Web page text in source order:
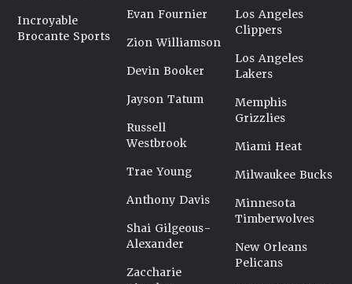
Incroyable
Brocante Sports
Evan Fournier
Zion Williamson
Devin Booker
Jayson Tatum
Russell
Westbrook
Trae Young
Anthony Davis
Shai Gilgeous-
Alexander
Zaccharie
Los Angeles
Clippers
Los Angeles
Lakers
Memphis
Grizzlies
Miami Heat
Milwaukee Bucks
Minnesota
Timberwolves
New Orleans
Pelicans